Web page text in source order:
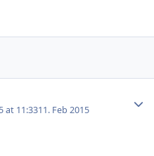
at 11:3311. Feb 2015